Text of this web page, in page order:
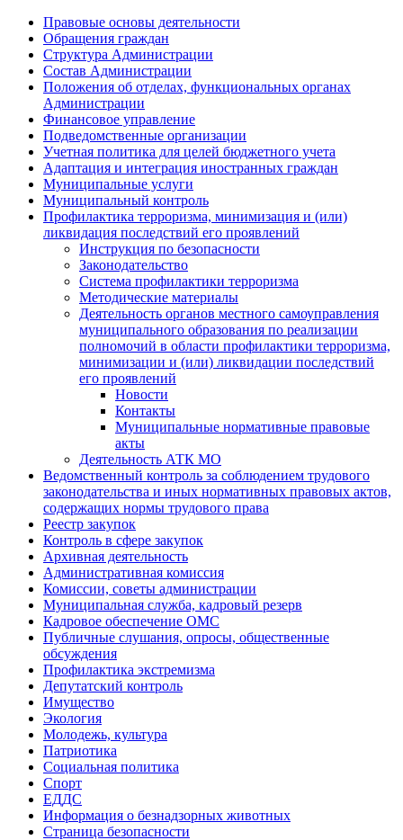
Правовые основы деятельности
Обращения граждан
Структура Администрации
Состав Администрации
Положения об отделах, функциональных органах
Администрации
Финансовое управление
Подведомственные организации
Учетная политика для целей бюджетного учета
Адаптация и интеграция иностранных граждан
Муниципальные услуги
Муниципальный контроль
Профилактика терроризма, минимизация и (или)
ликвидация последствий его проявлений
Инструкция по безопасности
Законодательство
Система профилактики терроризма
Методические материалы
Деятельность органов местного самоуправления
муниципального образования по реализации
полномочий в области профилактики терроризма,
минимизации и (или) ликвидации последствий
его проявлений
Новости
Контакты
Муниципальные нормативные правовые
акты
Деятельность АТК МО
Ведомственный контроль за соблюдением трудового
законодательства и иных нормативных правовых актов,
содержащих нормы трудового права
Реестр закупок
Контроль в сфере закупок
Архивная деятельность
Административная комиссия
Комиссии, советы администрации
Муниципальная служба, кадровый резерв
Кадровое обеспечение ОМС
Публичные слушания, опросы, общественные
обсуждения
Профилактика экстремизма
Депутатский контроль
Имущество
Экология
Молодежь, культура
Патриотика
Социальная политика
Спорт
ЕДДС
Информация о безнадзорных животных
Страница безопасности